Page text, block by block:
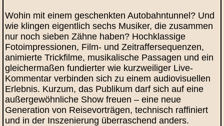
Wohin mit einem geschenkten Autobahntunnel? Und
wie klingen eigentlich sechs Musiker, die zusammen
nur noch sieben Zähne haben? Hochklassige
Fotoimpressionen, Film- und Zeitraffersequenzen,
animierte Trickfilme, musikalische Passagen und ein
gleichermaßen fundierter wie kurzweiliger Live-
Kommentar verbinden sich zu einem audiovisuellen
Erlebnis. Kurzum, das Publikum darf sich auf eine
außergewöhnliche Show freuen – eine neue
Generation von Reisevorträgen, technisch raffiniert
und in der Inszenierung überraschend anders.